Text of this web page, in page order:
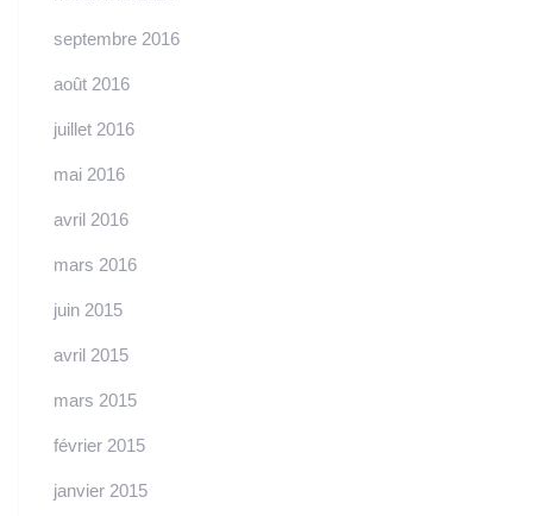
septembre 2016
août 2016
juillet 2016
mai 2016
avril 2016
mars 2016
juin 2015
avril 2015
mars 2015
février 2015
janvier 2015